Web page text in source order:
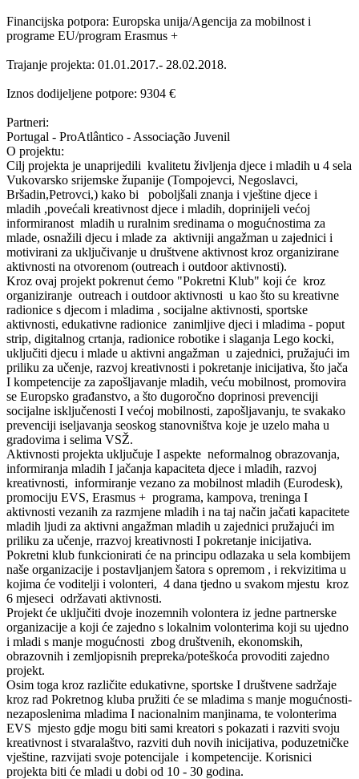
Financijska potpora: Europska unija/Agencija za mobilnost i
programe EU/program Erasmus +
Trajanje projekta: 01.01.2017.- 28.02.2018.
Iznos dodijeljene potpore: 9304 €
Partneri:
Portugal - ProAtlântico - Associação Juvenil
O projektu:
Cilj projekta je unaprijedili kvalitetu življenja djece i mladih u 4 sela
Vukovarsko srijemske županije (Tompojevci, Negoslavci,
Bršadin,Petrovci,) kako bi poboljšali znanja i vještine djece i
mladih ,povećali kreativnost djece i mladih, doprinijeli većoj
informiranost mladih u ruralnim sredinama o mogućnostima za
mlade, osnažili djecu i mlade za aktivniji angažman u zajednici i
motivirani za uključivanje u društvene aktivnost kroz organizirane
aktivnosti na otvorenom (outreach i outdoor aktivnosti).
Kroz ovaj projekt pokrenut ćemo "Pokretni Klub" koji će kroz
organiziranje outreach i outdoor aktivnosti u kao što su kreativne
radionice s djecom i mladima , socijalne aktivnosti, sportske
aktivnosti, edukativne radionice zanimljive djeci i mladima - poput
strip, digitalnog crtanja, radionice robotike i slaganja Lego kocki,
uključiti djecu i mlade u aktivni angažman u zajednici, pružajući im
priliku za učenje, razvoj kreativnosti i pokretanje inicijativa, što jača
I kompetencije za zapošljavanje mladih, veću mobilnost, promovira
se Europsko građanstvo, a što dugoročno doprinosi prevenciji
socijalne isključenosti I većoj mobilnosti, zapošljavanju, te svakako
prevenciji iseljavanja seoskog stanovništva koje je uzelo maha u
gradovima i selima VSŽ.
Aktivnosti projekta uključuje I aspekte neformalnog obrazovanja,
informiranja mladih I jačanja kapaciteta djece i mladih, razvoj
kreativnosti, informiranje vezano za mobilnost mladih (Eurodesk),
promociju EVS, Erasmus + programa, kampova, treninga I
aktivnosti vezanih za razmjene mladih i na taj način jačati kapacitete
mladih ljudi za aktivni angažman mladih u zajednici pružajući im
priliku za učenje, rrazvoj kreativnosti I pokretanje inicijativa.
Pokretni klub funkcionirati će na principu odlazaka u sela kombijem
naše organizacije i postavljanjem šatora s opremom , i rekvizitima u
kojima će voditelji i volonteri, 4 dana tjedno u svakom mjestu kroz
6 mjeseci održavati aktivnosti.
Projekt će uključiti dvoje inozemnih volontera iz jedne partnerske
organizacije a koji će zajedno s lokalnim volonterima koji su ujedno
i mladi s manje mogućnosti zbog društvenih, ekonomskih,
obrazovnih i zemljopisnih prepreka/poteškoća provoditi zajedno
projekt.
Osim toga kroz različite edukativne, sportske I društvene sadržaje
kroz rad Pokretnog kluba pružiti će se mladima s manje mogućnosti-
nezaposlenima mladima I nacionalnim manjinama, te volonterima
EVS mjesto gdje mogu biti sami kreatori s pokazati i razviti svoju
kreativnost i stvaralaštvo, razviti duh novih inicijativa, poduzetničke
vještine, razvijati svoje potencijale i kompetencije. Korisnici
projekta biti će mladi u dobi od 10 - 30 godina.